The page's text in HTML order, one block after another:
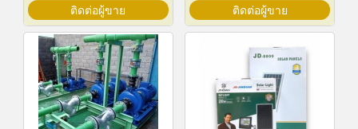
ติดต่อผู้ขาย ติดต่อผู้ขาย